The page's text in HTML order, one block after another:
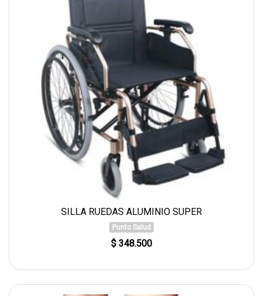
SILLA RUEDAS ALUMINIO SUPER
Punto Salud
$ 348.500